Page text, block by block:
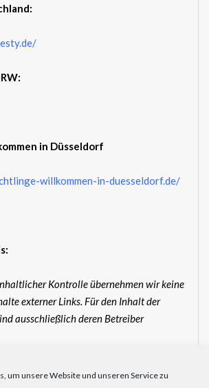
um unsere Website und unseren Service zu
in Düsseldorf
willkommen-in-duesseldorf.de/
Kontrolle übernehmen wir keine
externer Links. Für den Inhalt der
ausschließlich deren Betreiber